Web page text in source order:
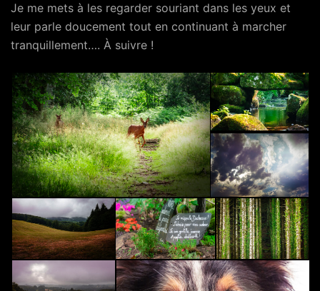
Je me mets à les regarder souriant dans les yeux et
leur parle doucement tout en continuant à marcher
tranquillement…. À suivre !